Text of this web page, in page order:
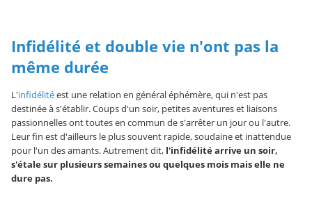
Infidélité et double vie n'ont pas la
même durée
L'infidélitéest une relation en général éphémère, qui n'est pas
destinée à s'établir. Coups d'un soir, petites aventures et liaisons
passionnelles ont toutes en commun de s'arrêter un jour ou l'autre.
Leur fin est d'ailleurs le plus souvent rapide, soudaine et inattendue
pour l'un des amants. Autrement dit, l'infidélité arrive un soir,
s'étale sur plusieurs semaines ou quelques mois mais elle ne
dure pas.